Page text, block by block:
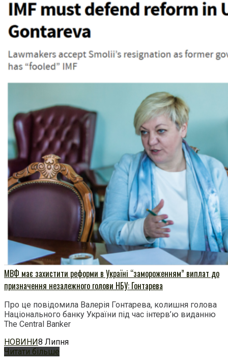
МВФ має захистити реформи в Україні “замороженням” виплат до
призначення незалежного голови НБУ: Гонтарева
Про це повідомила Валерія Гонтарева, колишня голова
Національного банку України під час інтерв’ю виданню
The Central Banker
НОВИНИ8 Липня
Читати більше